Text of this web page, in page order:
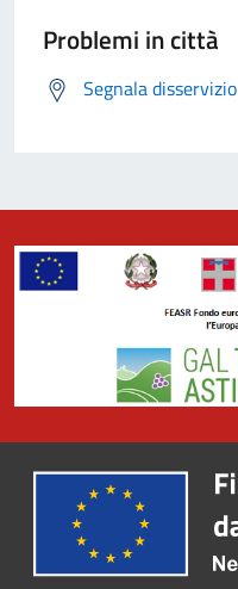
Problemi in città
Segnala disservizio